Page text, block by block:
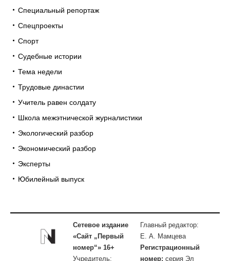
Специальный репортаж
Спецпроекты
Спорт
Судебные истории
Тема недели
Трудовые династии
Учитель равен солдату
Школа межэтнической журналистики
Экологический разбор
Экономический разбор
Эксперты
Юбилейный выпуск
Сетевое издание
«Сайт „Первый
номер“» 16+
Учредитель:
Главный редактор:
Е. А. Мамцева
Регистрационный
номер: серия Эл